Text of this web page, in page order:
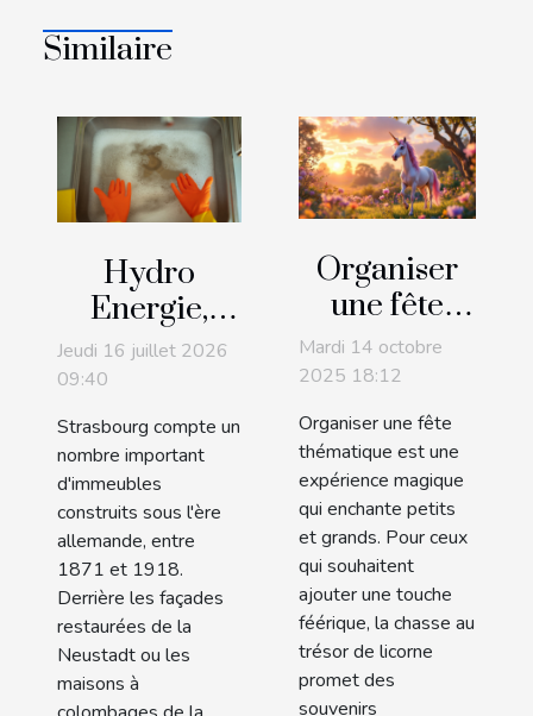
Similaire
Hydro
Energie,
expert de
l'inspection
des
canalisations
par caméra
à Strasbourg
!
Jeudi 16 juillet 2026
09:40
Strasbourg compte un
nombre important
d'immeubles
construits sous l'ère
allemande, entre
1871 et 1918.
Derrière les façades
restaurées de la
Neustadt ou les
maisons à
Organiser
une fête
thématique
avec une
chasse au
trésor de
licorne
Mardi 14 octobre
2025 18:12
Organiser une fête
thématique est une
expérience magique
qui enchante petits
et grands. Pour ceux
qui souhaitent
ajouter une touche
féérique, la chasse au
trésor de licorne
promet des
souvenirs